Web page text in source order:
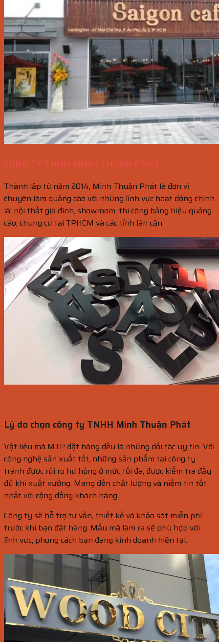
CÔNG TY TNHH MINH THUẬN PHÁT
Thành lập từ năm 2014, Minh Thuận Phát là đơn vị
chuyên làm quảng cáo với những lĩnh vực hoạt động chính
là: nội thất gia đình, showroom, thi công bảng hiệu quảng
cáo, chung cư tại TPHCM và các tỉnh lân cận.
Lý do chọn công ty TNHH Minh Thuận Phát
Vật liệu mà MTP đặt hàng đều là những đối tác uy tín. Với
công nghệ sản xuất tốt, những sản phẩm tại công ty
tránh được rủi ro hư hỏng ở mức tối đa, được kiểm tra đầy
đủ khi xuất xưởng. Mang đến chất lượng và niềm tin tốt
nhất với cộng đồng khách hàng.
Công ty sẽ hỗ trợ tư vấn, thiết kế và khảo sát miễn phí
trước khi bạn đặt hàng. Mẫu mã làm ra sẽ phù hợp với
lĩnh vực, phong cách bạn đang kinh doanh hiện tại.